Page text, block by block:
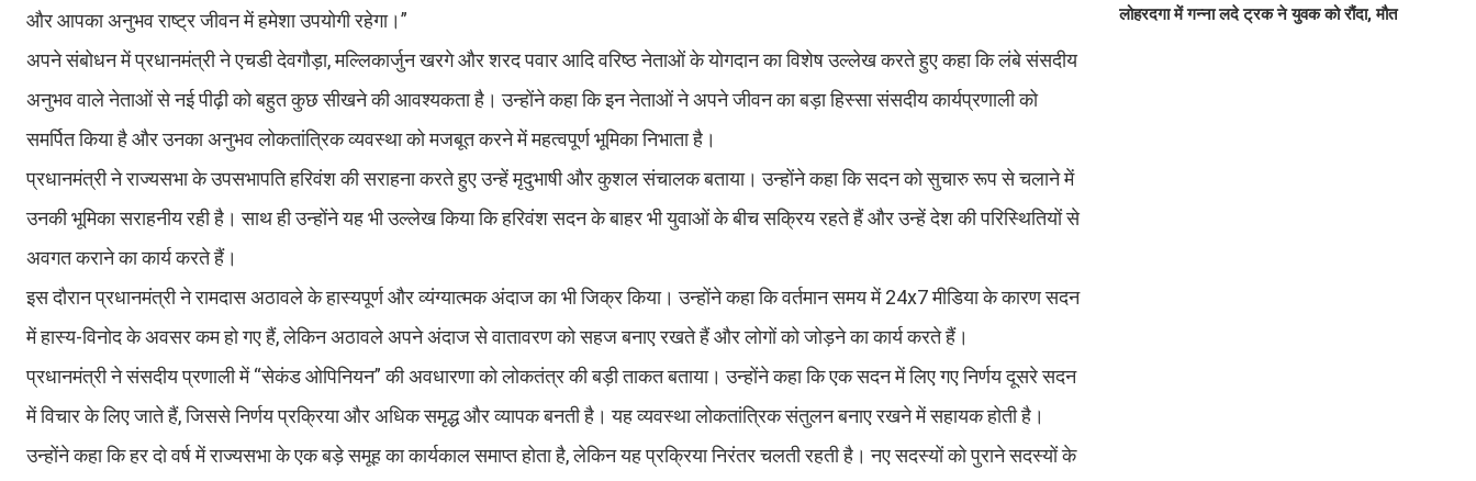
और आपका अनुभव राष्ट्र जीवन में हमेशा उपयोगी रहेगा।”
अपने संबोधन में प्रधानमंत्री ने एचडी देवगौड़ा, मल्लिकार्जुन खरगे और शरद पवार आदि वरिष्ठ नेताओं के योगदान का विशेष उल्लेख करते हुए कहा कि लंबे संसदीय
अनुभव वाले नेताओं से नई पीढ़ी को बहुत कुछ सीखने की आवश्यकता है। उन्होंने कहा कि इन नेताओं ने अपने जीवन का बड़ा हिस्सा संसदीय कार्यप्रणाली को
समर्पित किया है और उनका अनुभव लोकतांत्रिक व्यवस्था को मजबूत करने में महत्वपूर्ण भूमिका निभाता है।
प्रधानमंत्री ने राज्यसभा के उपसभापति हरिवंश की सराहना करते हुए उन्हें मृदुभाषी और कुशल संचालक बताया। उन्होंने कहा कि सदन को सुचारु रूप से चलाने में
उनकी भूमिका सराहनीय रही है। साथ ही उन्होंने यह भी उल्लेख किया कि हरिवंश सदन के बाहर भी युवाओं के बीच सक्रिय रहते हैं और उन्हें देश की परिस्थितियों से
अवगत कराने का कार्य करते हैं।
इस दौरान प्रधानमंत्री ने रामदास अठावले के हास्यपूर्ण और व्यंग्यात्मक अंदाज का भी जिक्र किया। उन्होंने कहा कि वर्तमान समय में 24x7 मीडिया के कारण सदन
में हास्य-विनोद के अवसर कम हो गए हैं, लेकिन अठावले अपने अंदाज से वातावरण को सहज बनाए रखते हैं और लोगों को जोड़ने का कार्य करते हैं।
प्रधानमंत्री ने संसदीय प्रणाली में “सेकंड ओपिनियन” की अवधारणा को लोकतंत्र की बड़ी ताकत बताया। उन्होंने कहा कि एक सदन में लिए गए निर्णय दूसरे सदन
में विचार के लिए जाते हैं, जिससे निर्णय प्रक्रिया और अधिक समृद्ध और व्यापक बनती है। यह व्यवस्था लोकतांत्रिक संतुलन बनाए रखने में सहायक होती है।
उन्होंने कहा कि हर दो वर्ष में राज्यसभा के एक बड़े समूह का कार्यकाल समाप्त होता है, लेकिन यह प्रक्रिया निरंतर चलती रहती है। नए सदस्यों को पुराने सदस्यों के
लोहरदगा में गन्ना लदे ट्रक ने युवक को रौंदा, मौत